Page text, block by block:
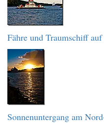
Fähre und Traumschiff
Sonnenuntergang am